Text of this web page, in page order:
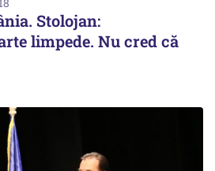
Stolojan:
limpede. Nu cred că